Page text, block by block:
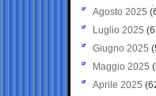
Agosto 2025
Luglio 2025
Giugno 2025
Maggio 2025
Aprile 2025